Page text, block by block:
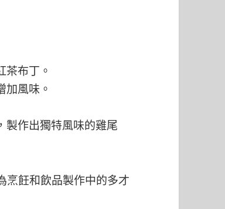
布丁。
風味。
製作出獨特風味的雞尾
烹飪和飲品製作中的多才